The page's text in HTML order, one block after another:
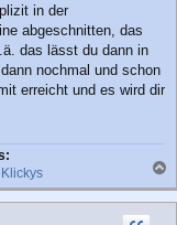
in der
abgeschnitten, das
das lässt du dann in
nochmal und schon
erreicht und es wird dir
a
c